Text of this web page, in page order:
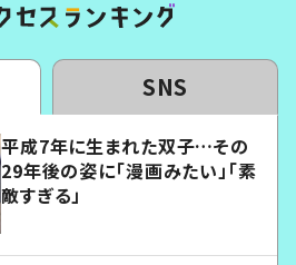
SNS
平成7年に生まれた双子…その
29年後の姿に「漫画みたい」「素
敵すぎる」